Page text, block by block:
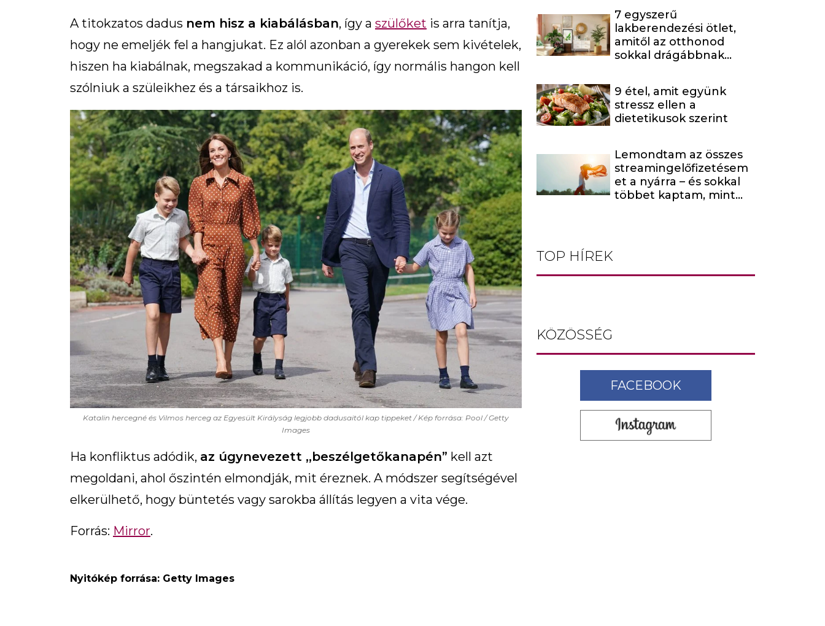
A titokzatos dadus nem hisz a kiabálásban, így a szülőket is arra tanítja,
hogy ne emeljék fel a hangjukat. Ez alól azonban a gyerekek sem kivételek,
hiszen ha kiabálnak, megszakad a kommunikáció, így normális hangon kell
szólniuk a szüleikhez és a társaikhoz is.
Katalin hercegné és Vilmos herceg az Egyesült Királyság legjobb dadusaitól kap tippeket / Kép forrása: Pool / Getty
Images
Ha konfliktus adódik, az úgynevezett ,,beszélgetőkanapén” kell azt
megoldani, ahol őszintén elmondják, mit éreznek. A módszer segítségével
elkerülhető, hogy büntetés vagy sarokba állítás legyen a vita vége.
Forrás: Mirror.
Nyitókép forrása: Getty Images
7 egyszerű
lakberendezési ötlet,
amitől az otthonod
sokkal drágábbnak
9 étel, amit együnk
stressz ellen a
dietetikusok szerint
Lemondtam az összes
streamingelőfizetésem
et a nyárra – és sokkal
többet kaptam, mint
TOP HÍREK
KÖZÖSSÉG
FACEBOOK